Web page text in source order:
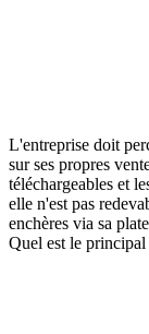
L'entreprise doit
sur ses propres
téléchargeables et
elle n'est pas
enchères via sa
Quel est le principal